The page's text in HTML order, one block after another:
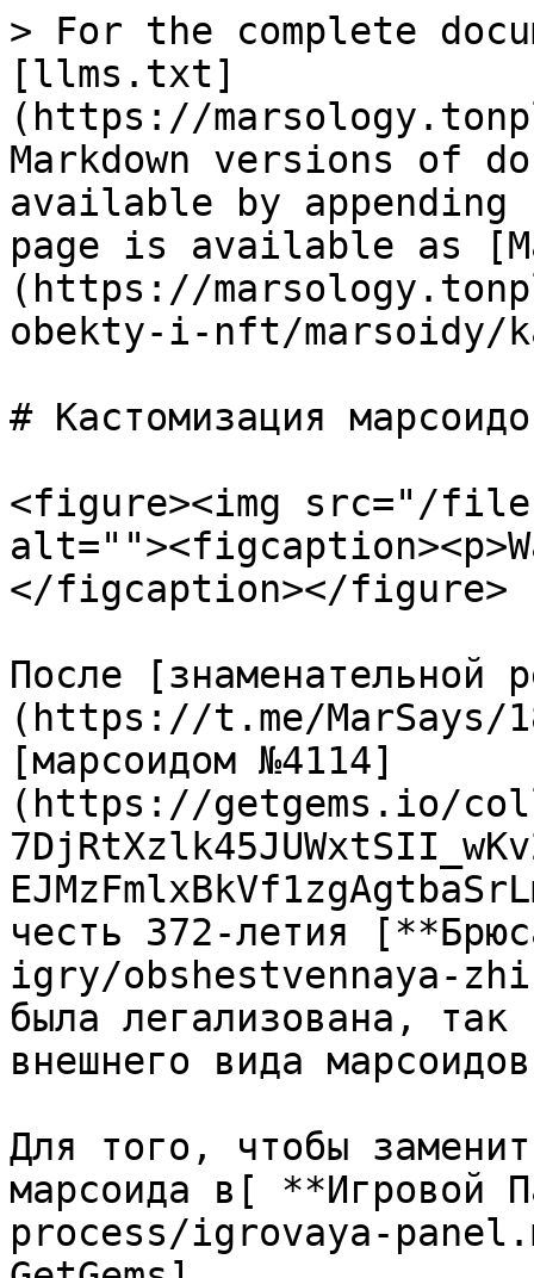
> For the complete
[llms.txt]
(https://
Markdown versions of
available by
page is available as
(https://
obekty-i-nft/marsoidy/
# Кастомизация
<figure><img src="/files/
</figcaption></figure>
После [знаменательной
(https://t.me/MarSays/
[марсоидом №4114]
(https://getgems.io/
честь 372-летия
igry/obshestvennaya-
была легализована, так
внешнего вида
Для того, чтобы
марсоида в[
process/igrovaya-